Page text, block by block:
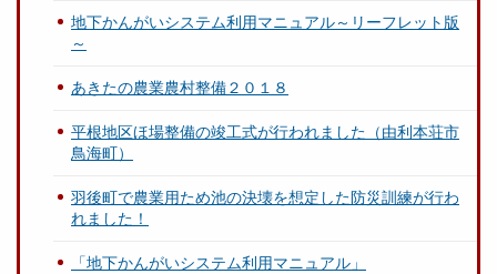
地下かんがいシステム利用マニュアル～リーフレット版
～
あきたの農業農村整備２０１８
平根地区ほ場整備の竣工式が行われました（由利本荘市
鳥海町）
羽後町で農業用ため池の決壊を想定した防災訓練が行わ
れました！
「地下かんがいシステム利用マニュアル」